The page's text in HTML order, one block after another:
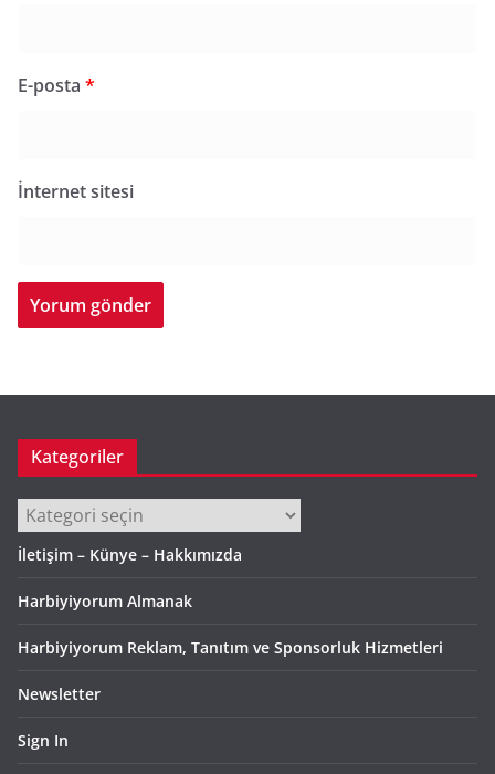
E-posta *
İnternet sitesi
Kategoriler
Kategoriler
İletişim – Künye – Hakkımızda
Harbiyiyorum Almanak
Harbiyiyorum Reklam, Tanıtım ve Sponsorluk Hizmetleri
Newsletter
Sign In